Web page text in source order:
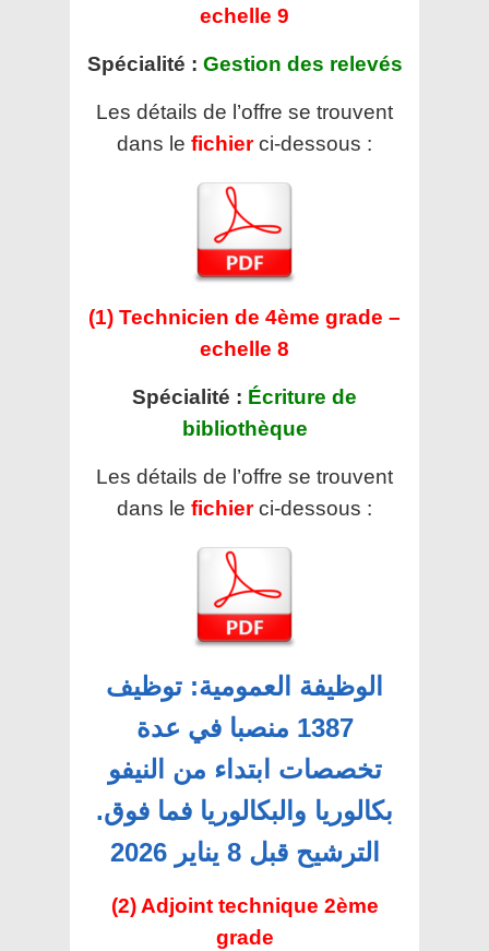
echelle 9
Spécialité : Gestion des relevés
Les détails de l’offre se trouvent
dans le fichier ci-dessous :
(1) Technicien de 4ème grade –
echelle 8
Spécialité : Écriture de
bibliothèque
Les détails de l’offre se trouvent
dans le fichier ci-dessous :
الوظيفة العمومية: توظيف
1387 منصبا في عدة
تخصصات ابتداء من النيفو
بكالوريا والبكالوريا فما فوق.
الترشيح قبل 8 يناير 2026
(2) Adjoint technique 2ème
grade